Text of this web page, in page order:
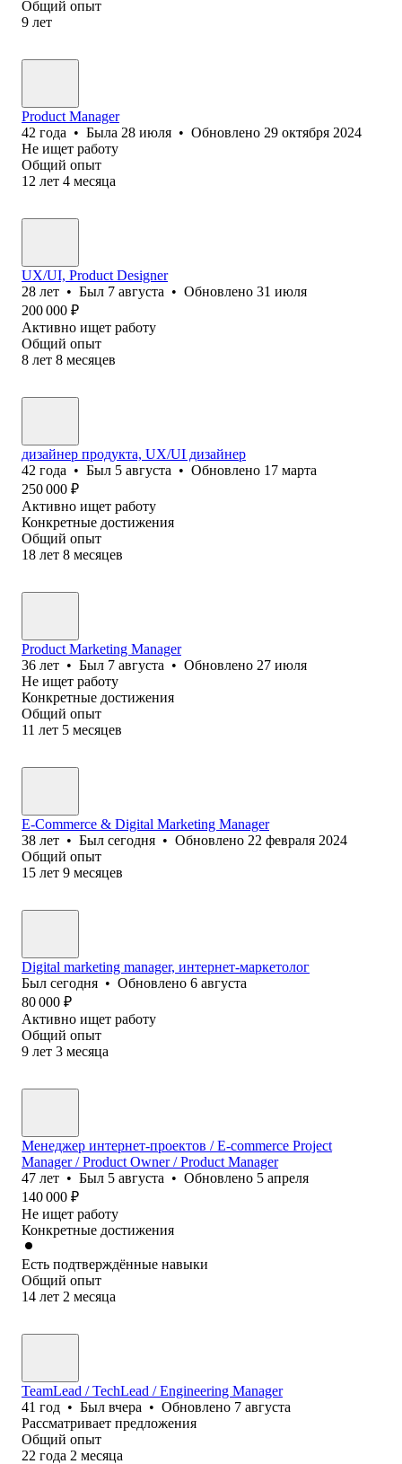
Общий опыт
9 лет
Product Manager
42 года • Была 28 июля • Обновлено 29 октября 2024
Не ищет работу
Общий опыт
12 лет 4 месяца
UX/UI, Product Designer
28 лет • Был 7 августа • Обновлено 31 июля
200 000 ₽
Активно ищет работу
Общий опыт
8 лет 8 месяцев
дизайнер продукта, UX/UI дизайнер
42 года • Был 5 августа • Обновлено 17 марта
250 000 ₽
Активно ищет работу
Конкретные достижения
Общий опыт
18 лет 8 месяцев
Product Marketing Manager
36 лет • Был 7 августа • Обновлено 27 июля
Не ищет работу
Конкретные достижения
Общий опыт
11 лет 5 месяцев
E-Commerce & Digital Marketing Manager
38 лет • Был сегодня • Обновлено 22 февраля 2024
Общий опыт
15 лет 9 месяцев
Digital marketing manager, интернет-маркетолог
Был сегодня • Обновлено 6 августа
80 000 ₽
Активно ищет работу
Общий опыт
9 лет 3 месяца
Менеджер интернет-проектов / E-commerce Project
Manager / Product Owner / Product Manager
47 лет • Был 5 августа • Обновлено 5 апреля
140 000 ₽
Не ищет работу
Конкретные достижения
Есть подтверждённые навыки
Общий опыт
14 лет 2 месяца
TeamLead / TechLead / Engineering Manager
41 год • Был вчера • Обновлено 7 августа
Рассматривает предложения
Общий опыт
22 года 2 месяца